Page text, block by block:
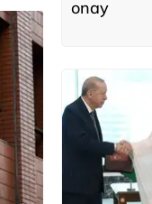
onay